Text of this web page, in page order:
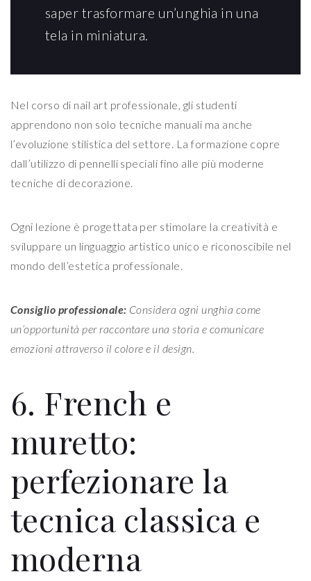
saper trasformare un’unghia in una
tela in miniatura.
Nel corso di nail art professionale, gli studenti
apprendono non solo tecniche manuali ma anche
l’evoluzione stilistica del settore. La formazione copre
dall’utilizzo di pennelli speciali fino alle più moderne
tecniche di decorazione.
Ogni lezione è progettata per stimolare la creatività e
sviluppare un linguaggio artistico unico e riconoscibile nel
mondo dell’estetica professionale.
Consiglio professionale: Considera ogni unghia come
un’opportunità per raccontare una storia e comunicare
emozioni attraverso il colore e il design.
6. French e
muretto:
perfezionare la
tecnica classica e
moderna